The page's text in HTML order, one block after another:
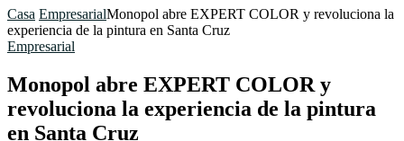
Casa EmpresarialMonopol abre EXPERT COLOR y revoluciona la
experiencia de la pintura en Santa Cruz
Empresarial
Monopol abre EXPERT COLOR y
revoluciona la experiencia de la pintura
en Santa Cruz